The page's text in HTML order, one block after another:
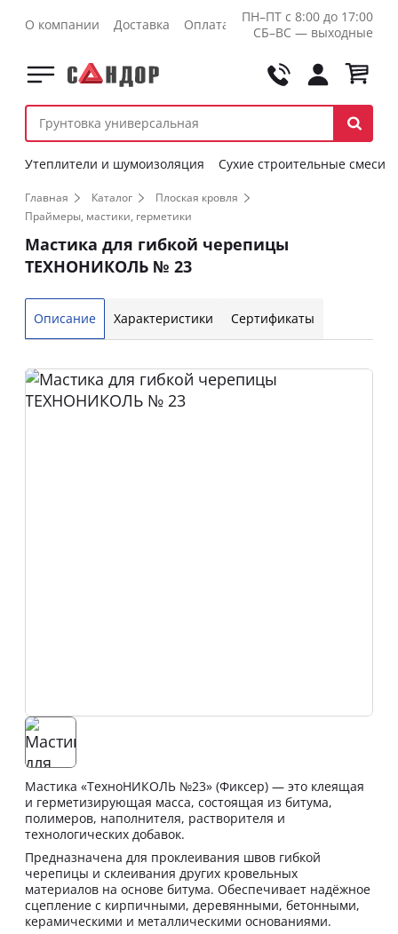
О компании Доставка Оплата Контакты Оптовикам
ПН–ПТ с 8:00 до 17:00
СБ–ВС — выходные
Утеплители и шумоизоляция Сухие строительные смеси
Главная Каталог
Плоская кровля
Праймеры, мастики, герметики
Мастика для гибкой черепицы
ТЕХНОНИКОЛЬ № 23
Описание Характеристики Сертификаты
Мастика «ТехноНИКОЛЬ №23» (Фиксер) — это клеящая
и герметизирующая масса, состоящая из битума,
полимеров, наполнителя, растворителя и
технологических добавок.
Предназначена для проклеивания швов гибкой
черепицы и склеивания других кровельных
материалов на основе битума. Обеспечивает надёжное
сцепление с кирпичными, деревянными, бетонными,
керамическими и металлическими основаниями.